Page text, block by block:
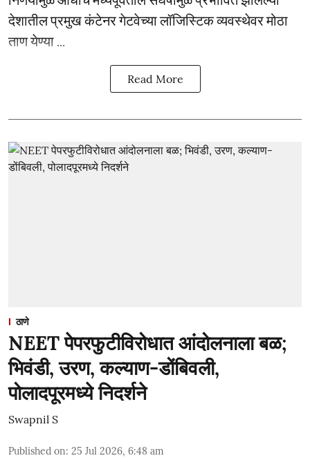
देशातील प्रमुख कंटेनर गेटवेच्या लॉजिस्टिक व्यवस्थेवर मोठा
ताण येण्या ...
Read More
ठाणे
NEET पेपरफुटीविरोधात आंदोलनाला बळ;
भिवंडी, उरण, कल्याण-डोंबिवली,
पोलादपूरमध्ये निदर्शने
Swapnil S
Published on: 25 Jul 2026, 6:48 am